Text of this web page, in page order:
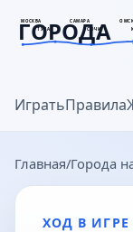
МОСКВА САМАРА
ОМСК
ТУЛА
СОЧИ
ГОРОДА
goroda-na.ru
ИгратьПравила
Главная Города
ХОД В